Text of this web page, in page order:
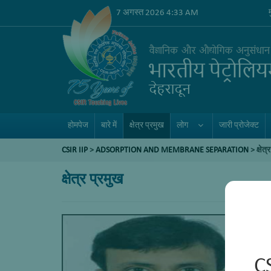
7 अगस्त 2026 4:33 AM
होमपेज बारे में क्षेत्र प्रमुख लोग जारी प्रोजेक्ट
CSIR IIP > ADSORPTION AND MEMBRANE SEPARATION >
क्षेत्र प्रमुख